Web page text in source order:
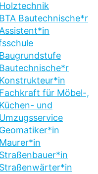
Holztechnik
BTA Bautechnische*r
Assistent*in
Baugrundstufe
Bautechnische*r
Konstrukteur*in
Fachkraft für Möbel-,
Küchen- und
Umzugsservice
Geomatiker*in
Maurer*in
Straßenbauer*in
Straßenwärter*in